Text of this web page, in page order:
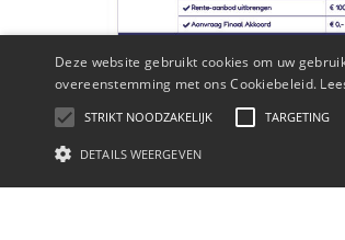
Deze website gebruikt cookies om uw
overeenstemming met ons Cookiebeleid.
STRIKT NOODZAKELIJK TARGETING
DETAILS WEERGEVEN